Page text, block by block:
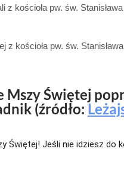
z kościoła pw. św.
z kościoła pw. św.
Mszy Świętej
(źródło:
Świętej! Jeśli nie idziesz do